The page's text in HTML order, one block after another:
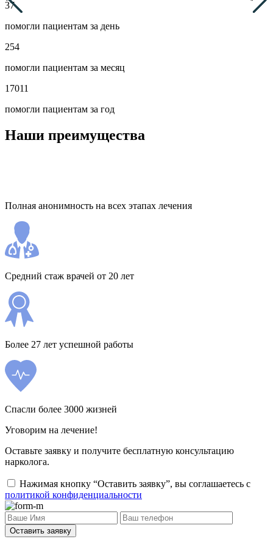
37
помогли пациентам за день
254
помогли пациентам за месяц
17011
помогли пациентам за год
Наши преимущества
Полная анонимность на всех этапах лечения
Средний стаж врачей от 20 лет
Более 27 лет успешной работы
Спасли более 3000 жизней
Уговорим на лечение!
Оставьте заявку и получите бесплатную консультацию
нарколога.
Нажимая кнопку “Оставить заявку”, вы соглашаетесь с
политикой конфиденциальности
Оставить заявку